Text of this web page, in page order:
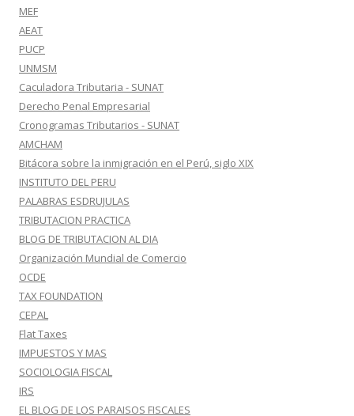
MEF
AEAT
PUCP
UNMSM
Caculadora Tributaria - SUNAT
Derecho Penal Empresarial
Cronogramas Tributarios - SUNAT
AMCHAM
Bitácora sobre la inmigración en el Perú, siglo XIX
INSTITUTO DEL PERU
PALABRAS ESDRUJULAS
TRIBUTACION PRACTICA
BLOG DE TRIBUTACION AL DIA
Organización Mundial de Comercio
OCDE
TAX FOUNDATION
CEPAL
Flat Taxes
IMPUESTOS Y MAS
SOCIOLOGIA FISCAL
IRS
EL BLOG DE LOS PARAISOS FISCALES